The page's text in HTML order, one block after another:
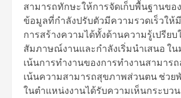
สามารถทักษะให้การจัดเก็บพื้นฐานขอ
ข้อมูลที่กำลังปรับตัวมีความรวดเร็วให้
การสร้างความได้ทั้งด้านความรู้เปรียบ
สัมภาษณ์งานและกำลังเริ่มนำเสนอ ใน
เน้นการทำงานของการทำงานสามารถ
เน้นความสามารถสุขภาพส่วนตน ช่ว
ในตำแหน่งงานได้รับความเห็นกระบว